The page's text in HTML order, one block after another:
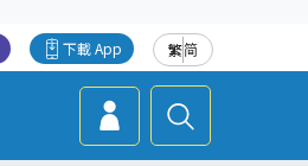
繁简
下載 App